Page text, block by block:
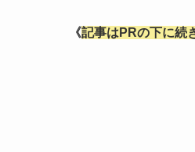
《記事はPRの下に続